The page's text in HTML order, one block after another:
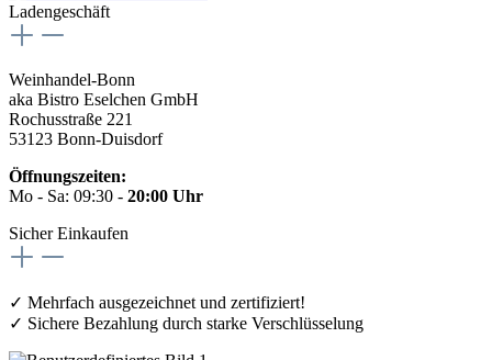
Ladengeschäft
Weinhandel-Bonn
aka Bistro Eselchen GmbH
Rochusstraße 221
53123 Bonn-Duisdorf
Öffnungszeiten:
Mo - Sa: 09:30 - 20:00 Uhr
Sicher Einkaufen
✓ Mehrfach ausgezeichnet und zertifiziert!
✓ Sichere Bezahlung durch starke Verschlüsselung